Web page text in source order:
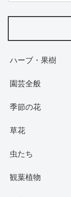
ハーブ・果樹
園芸全般
季節の花
草花
虫たち
観葉植物